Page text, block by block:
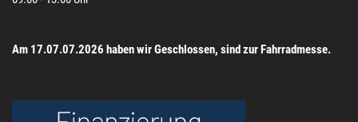
Am 17.07.07.2026 haben wir Geschlossen, sind zur Fahrradmesse.